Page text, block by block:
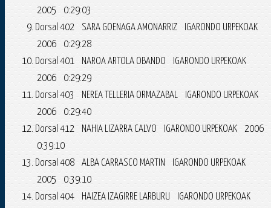
2005 0:29:03
Dorsal 402 SARA GOENAGA AMONARRIZ IGARONDO URPEKOAK
2006 0:29:28
Dorsal 401 NAROA ARTOLA OBANDO IGARONDO URPEKOAK
2006 0:29:29
Dorsal 403 NEREA TELLERIA ORMAZABAL IGARONDO URPEKOAK
2006 0:29:40
Dorsal 412 NAHIA LIZARRA CALVO IGARONDO URPEKOAK 2006
0:39:10
Dorsal 408 ALBA CARRASCO MARTIN IGARONDO URPEKOAK
2005 0:39:10
Dorsal 404 HAIZEA IZAGIRRE LARBURU IGARONDO URPEKOAK